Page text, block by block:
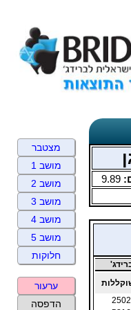
9.89
2502
מצטבר
מושב 1
מושב 2
מושב 3
מושב 4
מושב 5
חלוקות
ערעור
הדפסה